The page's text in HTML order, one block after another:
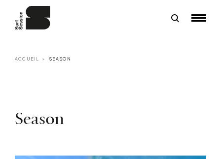
ACCUEIL SEASON
Season